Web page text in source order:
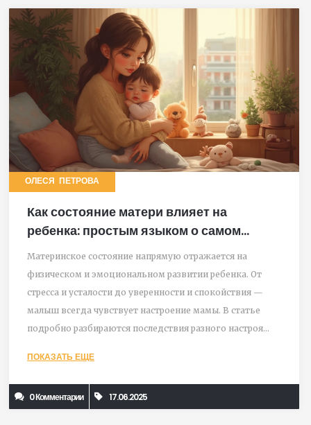
ОЛЕСЯ ПЕТРОВА
Как состояние матери влияет на
ребенка: простым языком о самом
важном
Материнское состояние напрямую отражается на
физическом и эмоциональном развитии ребенка. От
стресса и усталости до уверенности и спокойствия —
малыш всегда чувствует настроение мамы. В статье
подробно разбираются последствия разного настроя
как улучшить обстановку в семье. Всё понятно и по
делу — для родителей, которые хотят помочь своему
ребенку вырасти здоровым и счастливым.
ПОКАЗАТЬ ЕЩЕ
0 Комментарии 17.06.2025